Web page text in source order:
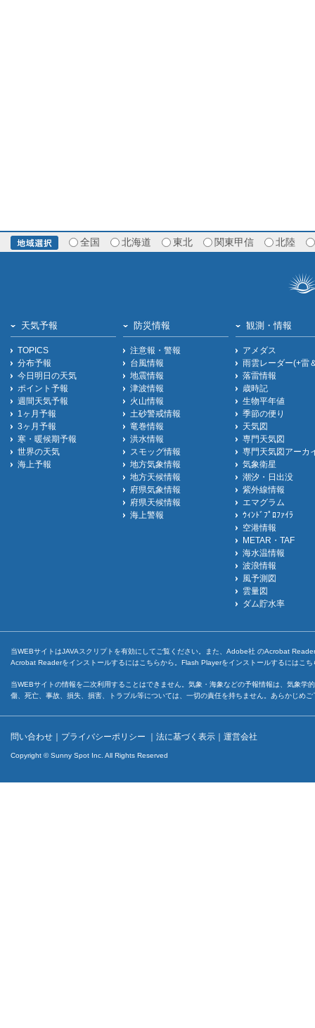
全国 北海道 東北 関東甲信 北陸
天気予報
TOPICS
分布予報
今日明日の天気
ポイント予報
週間天気予報
1ヶ月予報
3ヶ月予報
寒・暖候期予報
世界の天気
海上予報
防災情報
注意報・警報
台風情報
地震情報
津波情報
火山情報
土砂警戒情報
竜巻情報
洪水情報
スモッグ情報
地方気象情報
地方天候情報
府県気象情報
府県天候情報
海上警報
観測・情報
アメダス
雨雲レーダー(+雷
落雷情報
歳時記
生物平年値
季節の便り
天気図
専門天気図
専門天気図アーカ
気象衛星
潮汐・日出没
紫外線情報
エマグラム
ｳｨﾝﾄﾞﾌﾟﾛﾌｧｲﾗ
空港情報
METAR・TAF
海水温情報
波浪情報
風予測図
雲量図
ダム貯水率
当WEBサイトはJAVAスクリプトを有効にしてご覧ください。また、Adobe社 のAcrobat
Acrobat Readerをインストールするには こちらから。Flash Playerをインストールするには こち
当WEBサイトの情報を二次利用することはできません。気象・海象などの予報情報は、気象
傷、死亡、事故、損失、損害、トラブル等については、一切の責任を持ちません。あらかじめ
問い合わせ ｜ プライバシーポリシー ｜ 法に基づく表示 ｜ 運営会社
Copyright © Sunny Spot Inc. All Rights Reserved